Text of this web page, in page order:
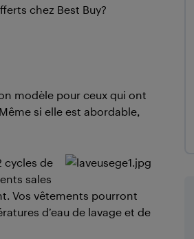
chez Best Buy?
modèle pour ceux qui ont
si elle est abordable,
cycles de
sales
Vos vêtements pourront
d’eau de lavage et de